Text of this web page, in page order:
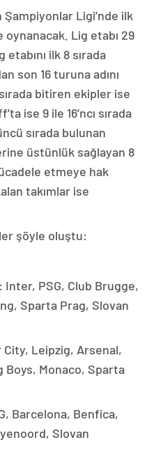
Ligi’nde ilk
Lig etabı 29
ilk 8 sırada
son 16 turuna adını
bitiren ekipler ise
ise 9 ile 16’ncı sırada
sırada bulunan
üstünlük sağlayan 8
etmeye hak
takımlar ise
şöyle oluştu:
PSG, Club Brugge,
Sparta Prag, Slovan
Leipzig, Arsenal,
Boys, Monaco, Sparta
Barcelona, Benfica,
Slovan